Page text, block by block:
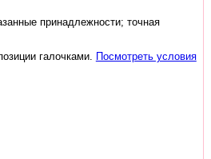
принадлежности; точная
галочками.
Посмотреть условия